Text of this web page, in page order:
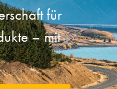
für
– mit